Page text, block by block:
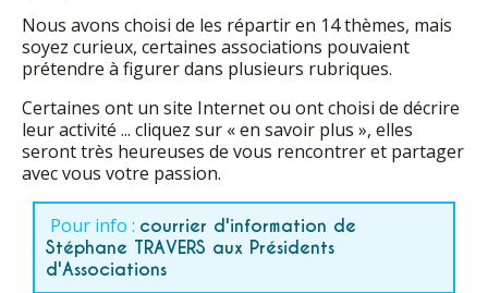
Nous avons choisi de les répartir en 14 thèmes, mais
soyez curieux, certaines associations pouvaient
prétendre à figurer dans plusieurs rubriques.
Certaines ont un site Internet ou ont choisi de décrire
leur activité ... cliquez sur « en savoir plus », elles
seront très heureuses de vous rencontrer et partager
avec vous votre passion.
Pour info : courrier d'information de
Stéphane TRAVERS aux Présidents
d'Associations